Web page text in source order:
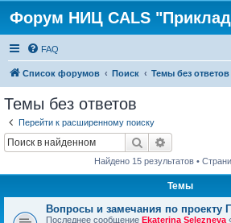
Форум НИЦ CALS
FAQ
Список форумов Поиск Темы без ответов
Темы без ответов
Перейти к расширенному поиску
Поиск
Найдено 15 результатов •
Темы
Вопросы и замечания по проекту
Последнее сообщение Ekaterina Selezneva